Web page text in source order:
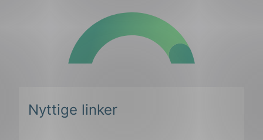
Nyttige linker